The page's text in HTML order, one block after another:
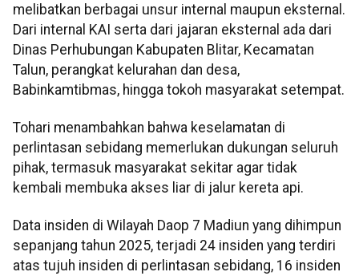
melibatkan berbagai unsur internal maupun eksternal.
Dari internal KAI serta dari jajaran eksternal ada dari
Dinas Perhubungan Kabupaten Blitar, Kecamatan
Talun, perangkat kelurahan dan desa,
Babinkamtibmas, hingga tokoh masyarakat setempat.
Tohari menambahkan bahwa keselamatan di
perlintasan sebidang memerlukan dukungan seluruh
pihak, termasuk masyarakat sekitar agar tidak
kembali membuka akses liar di jalur kereta api.
Data insiden di Wilayah Daop 7 Madiun yang dihimpun
sepanjang tahun 2025, terjadi 24 insiden yang terdiri
atas tujuh insiden di perlintasan sebidang, 16 insiden